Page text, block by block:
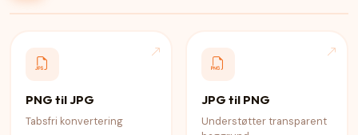
PNG til JPG
Tabsfri konvertering
JPG til PNG
Understøtter transparent